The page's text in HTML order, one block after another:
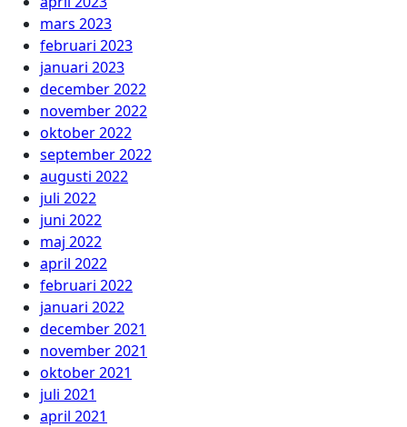
mars 2023
februari 2023
januari 2023
december 2022
november 2022
oktober 2022
september 2022
augusti 2022
juli 2022
juni 2022
maj 2022
april 2022
februari 2022
januari 2022
december 2021
november 2021
oktober 2021
juli 2021
april 2021